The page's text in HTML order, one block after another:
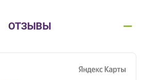
ОТЗЫВЫ